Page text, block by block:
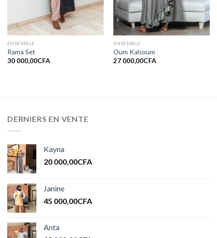
ENSEMBLE
Rama Set
30 000,00CFA
ENSEMBLE
Oum Kalsoum
27 000,00CFA
DERNIERS EN VENTE
Kayna
20 000,00CFA
Janine
45 000,00CFA
Anta